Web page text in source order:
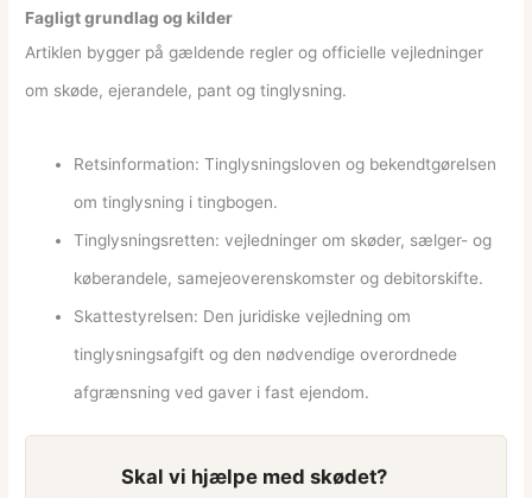
Fagligt grundlag og kilder
Artiklen bygger på gældende regler og officielle vejledninger
om skøde, ejerandele, pant og tinglysning.
Retsinformation: Tinglysningsloven og bekendtgørelsen
om tinglysning i tingbogen.
Tinglysningsretten: vejledninger om skøder, sælger- og
køberandele, samejeoverenskomster og debitorskifte.
Skattestyrelsen: Den juridiske vejledning om
tinglysningsafgift og den nødvendige overordnede
afgrænsning ved gaver i fast ejendom.
Skal vi hjælpe med skødet?